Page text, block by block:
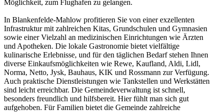
Möglichkeit, zum Flughafen zu gelangen.
In Blankenfelde-Mahlow profitieren Sie von einer exzellenten
Infrastruktur mit zahlreichen Kitas, Grundschulen und Gymnasien
sowie einer Vielzahl an medizinischen Einrichtungen wie Ärzten
und Apotheken. Die lokale Gastronomie bietet vielfältige
kulinarische Erlebnisse, und für den täglichen Bedarf stehen Ihnen
diverse Einkaufsmöglichkeiten wie Rewe, Kaufland, Aldi, Lidl,
Norma, Netto, Jysk, Bauhaus, KIK und Rossmann zur Verfügung.
Auch praktische Dienstleistungen wie Tankstellen und Werkstätten
sind leicht erreichbar. Die Gemeindeverwaltung ist schnell,
besonders freundlich und hilfsbereit. Hier fühlt man sich gut
aufgehoben. Für Familien bietet die Gemeinde zahlreiche